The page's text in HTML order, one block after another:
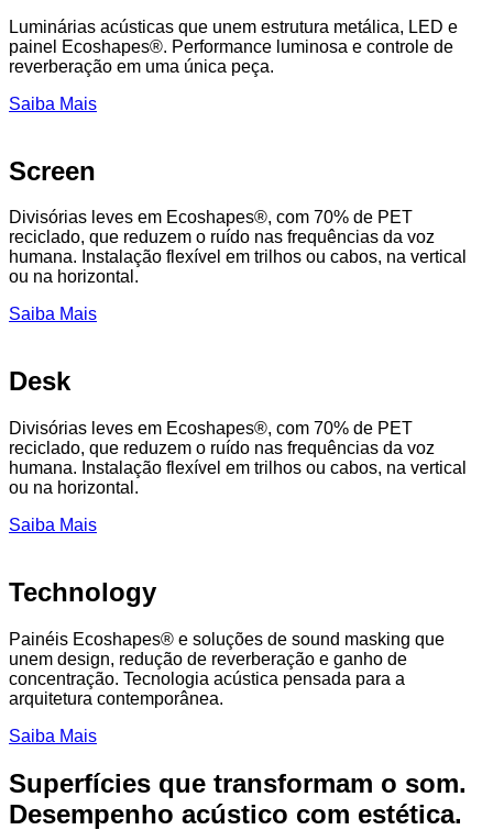
Luminárias acústicas que unem estrutura metálica, LED e
painel Ecoshapes®. Performance luminosa e controle de
reverberação em uma única peça.
Saiba Mais
Screen
Divisórias leves em Ecoshapes®, com 70% de PET
reciclado, que reduzem o ruído nas frequências da voz
humana. Instalação flexível em trilhos ou cabos, na vertical
ou na horizontal.
Saiba Mais
Desk
Divisórias leves em Ecoshapes®, com 70% de PET
reciclado, que reduzem o ruído nas frequências da voz
humana. Instalação flexível em trilhos ou cabos, na vertical
ou na horizontal.
Saiba Mais
Technology
Painéis Ecoshapes® e soluções de sound masking que
unem design, redução de reverberação e ganho de
concentração. Tecnologia acústica pensada para a
arquitetura contemporânea.
Saiba Mais
Superfícies que transformam o som.
Desempenho acústico com estética.